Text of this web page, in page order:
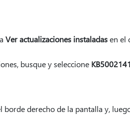
Ver actualizaciones instaladasen el
busque y seleccione KB5002141
borde derecho de la pantalla y,